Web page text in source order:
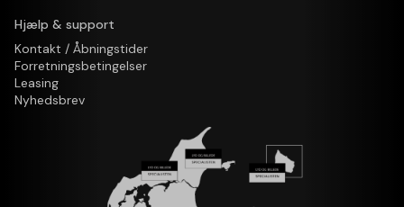
Hjælp & support
Kontakt / Åbningstider
Forretningsbetingelser
Leasing
Nyhedsbrev